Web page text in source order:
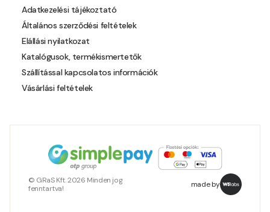
Resin-yellow A
Adatkezelési tájékoztató
Általános szerződési feltételek
Elállási nyilatkozat
Katalógusok, termékismertetők
Szállítással kapcsolatos információk
Vásárlási feltételek
© GRaS Kft. 2026 Minden jog
fenntartva!
made by